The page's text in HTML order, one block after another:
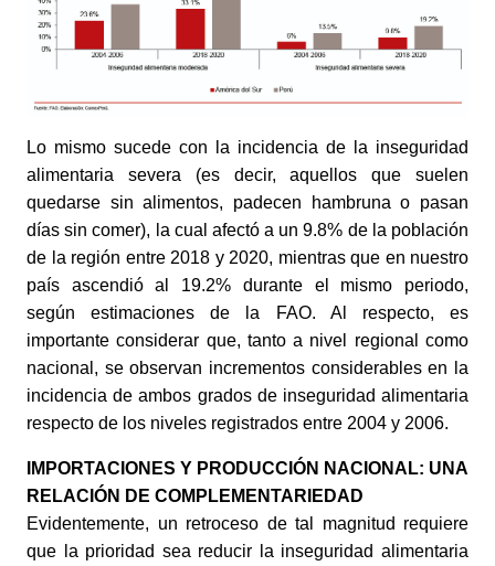
Lo mismo sucede con la incidencia de la inseguridad
alimentaria severa (es decir, aquellos que suelen
quedarse sin alimentos, padecen hambruna o pasan
días sin comer), la cual afectó a un 9.8% de la población
de la región entre 2018 y 2020, mientras que en nuestro
país ascendió al 19.2% durante el mismo periodo,
según estimaciones de la FAO. Al respecto, es
importante considerar que, tanto a nivel regional como
nacional, se observan incrementos considerables en la
incidencia de ambos grados de inseguridad alimentaria
respecto de los niveles registrados entre 2004 y 2006.
IMPORTACIONES Y PRODUCCIÓN NACIONAL: UNA
RELACIÓN DE COMPLEMENTARIEDAD
Evidentemente, un retroceso de tal magnitud requiere
que la prioridad sea reducir la inseguridad alimentaria